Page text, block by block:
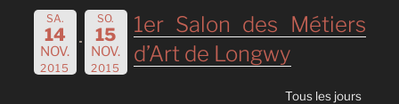
SA.
14
NOV.
2015
SO.
15
NOV.
2015
1er Salon des Métiers
d’Art de Longwy
Tous les jours